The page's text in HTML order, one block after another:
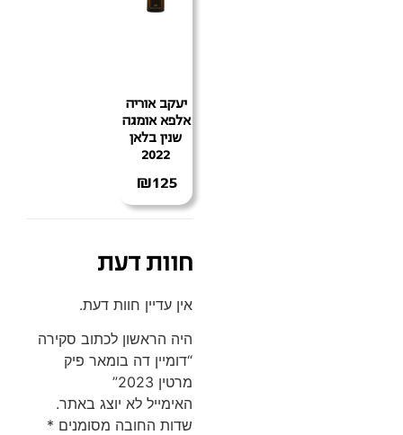
יעקב אוריה
אלפא אומגה
שנין בלאן
2022
₪125
חוות דעת
אין עדיין חוות דעת.
היה הראשון לכתוב סקירה
“דומיין דה בומאר פיק
מרטין 2023”
האימייל לא יוצג באתר.
שדות החובה מסומנים *